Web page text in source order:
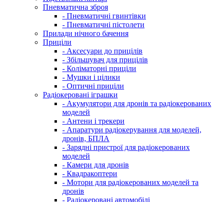
Пневматична зброя
- Пневматичні гвинтівки
- Пневматичні пістолети
Прилади нічного бачення
Приціли
- Аксесуари до прицілів
- Збільшувач для прицілів
- Коліматорні приціли
- Мушки і цілики
- Оптичні приціли
Радіокеровані іграшки
- Акумулятори для дронів та радіокерованих
моделей
- Антени і трекери
- Апаратури радіокерування для моделей,
дронів, БПЛА
- Зарядні пристрої для радіокерованих
моделей
- Камери для дронів
- Квадракоптери
- Мотори для радіокерованих моделей та
дронів
- Радіокеровані автомобілі